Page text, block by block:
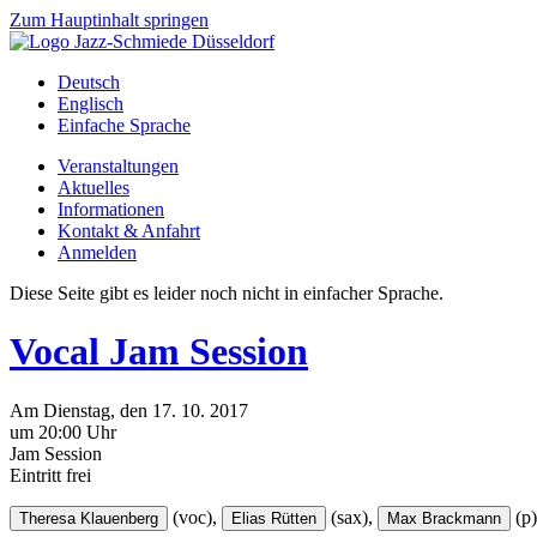
Zum Hauptinhalt springen
Deutsch
Englisch
Einfache Sprache
Veranstaltungen
Aktuelles
Informationen
Kontakt & Anfahrt
Anmelden
Diese Seite gibt es leider noch nicht in einfacher Sprache.
Vocal Jam Session
Am Dienstag, den 17. 10. 2017
um 20:00 Uhr
Jam Session
Eintritt frei
Theresa Klauenberg (voc), Elias Rütten (sax), Max Brackmann